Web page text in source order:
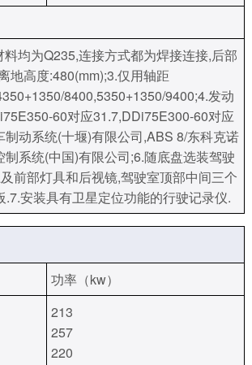
均为Q235,连接方式都为焊接连接,后部
地高度:480(mm);3.仅用轴距
8400,5350+1350/9400;4.发动
60对应31.7,DDi75E300-60对应
动系统(十堰)有限公司,ABS 8/东科克诺
系统(中国)有限公司;6.随底盘选装驾驶
前部灯具和后视镜,驾驶室顶部中间三个
安装具有卫星定位功能的行驶记录仪.
功率（kw）
213
257
220